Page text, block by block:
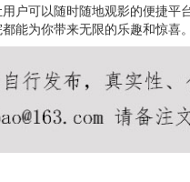
户可以随时随地观影的便捷
能为你带来无限的乐趣和惊喜